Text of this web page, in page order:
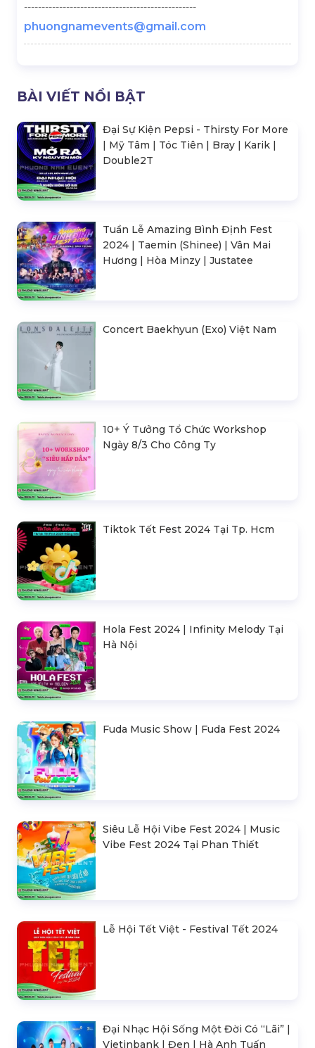
-------------------------------------------------
phuongnamevents@gmail.com
BÀI VIẾT NỔI BẬT
Đại Sự Kiện Pepsi - Thirsty For More
| Mỹ Tâm | Tóc Tiên | Bray | Karik |
Double2T
Tuần Lễ Amazing Bình Định Fest
2024 | Taemin (Shinee) | Vân Mai
Hương | Hòa Minzy | Justatee
Concert Baekhyun (Exo) Việt Nam
10+ Ý Tưởng Tổ Chức Workshop
Ngày 8/3 Cho Công Ty
Tiktok Tết Fest 2024 Tại Tp. Hcm
Hola Fest 2024 | Infinity Melody Tại
Hà Nội
Fuda Music Show | Fuda Fest 2024
Siêu Lễ Hội Vibe Fest 2024 | Music
Vibe Fest 2024 Tại Phan Thiết
Lễ Hội Tết Việt - Festival Tết 2024
Đại Nhạc Hội Sống Một Đời Có “Lãi” |
Vietinbank | Đen | Hà Anh Tuấn